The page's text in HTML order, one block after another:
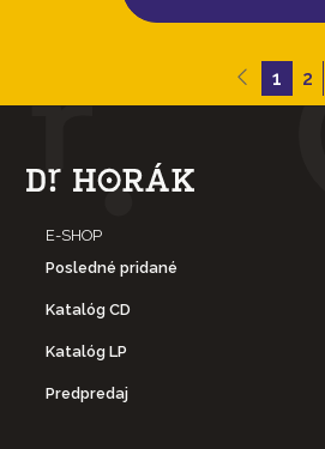
1 2
E-SHOP
Posledné pridané
Katalóg CD
Katalóg LP
Predpredaj